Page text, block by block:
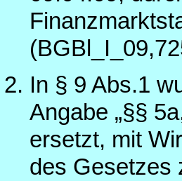
In § 9 Abs.1
Angabe „§§
ersetzt, mit
des Gesetzes